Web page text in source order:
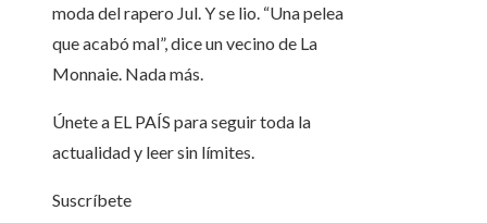
moda del rapero Jul. Y se lio. “Una pelea
que acabó mal”, dice un vecino de La
Monnaie. Nada más.
Únete a EL PAÍS para seguir toda la
actualidad y leer sin límites.
Suscríbete